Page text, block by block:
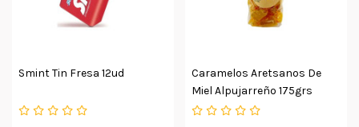
Smint Tin Fresa 12ud
Caramelos Aretsanos De
Miel Alpujarreño 175grs